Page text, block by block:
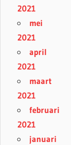
2021
mei
2021
april
2021
maart
2021
februari
2021
januari